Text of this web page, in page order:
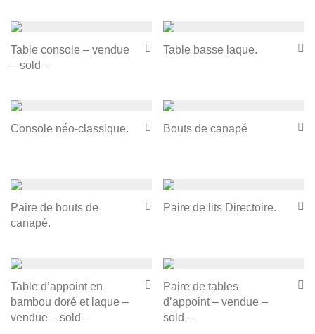
Table console – vendue
– sold –
Table basse laque.
Console néo-classique. Bouts de canapé
Paire de bouts de
canapé.
Paire de lits Directoire.
Table d’appoint en
bambou doré et laque –
vendue – sold –
Paire de tables
d’appoint – vendue –
sold –